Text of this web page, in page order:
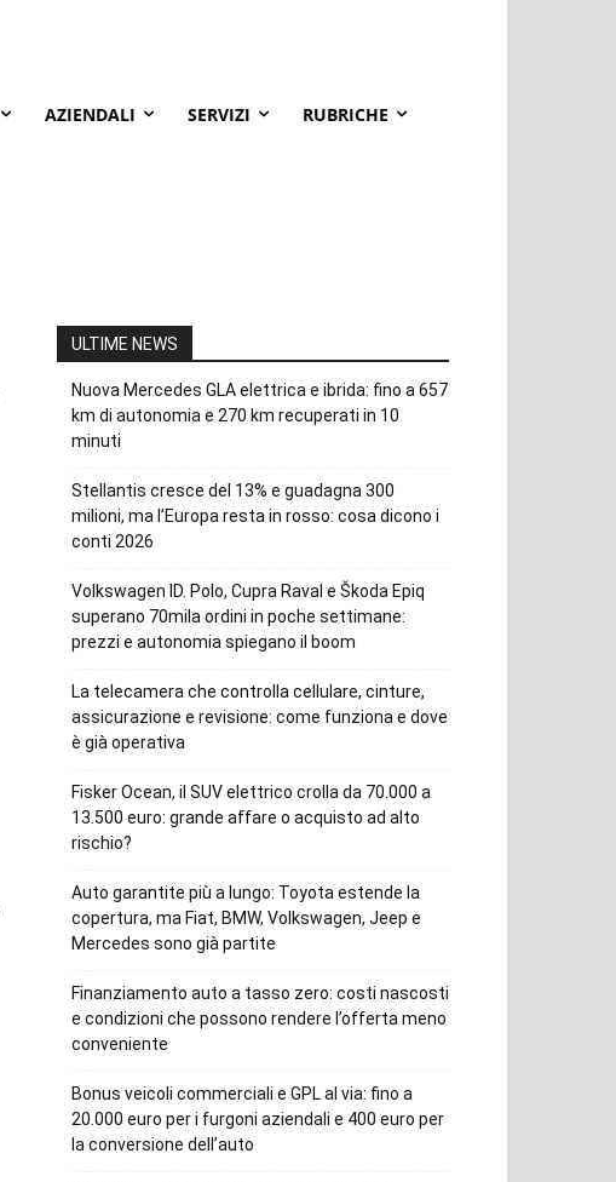
AZIENDALI SERVIZI RUBRICHE
ULTIME NEWS
Nuova Mercedes GLA elettrica e ibrida: fino a 657
km di autonomia e 270 km recuperati in 10
minuti
Stellantis cresce del 13% e guadagna 300
milioni, ma l’Europa resta in rosso: cosa dicono i
conti 2026
Volkswagen ID. Polo, Cupra Raval e Škoda Epiq
superano 70mila ordini in poche settimane:
prezzi e autonomia spiegano il boom
La telecamera che controlla cellulare, cinture,
assicurazione e revisione: come funziona e dove
è già operativa
Fisker Ocean, il SUV elettrico crolla da 70.000 a
13.500 euro: grande affare o acquisto ad alto
rischio?
Auto garantite più a lungo: Toyota estende la
copertura, ma Fiat, BMW, Volkswagen, Jeep e
Mercedes sono già partite
Finanziamento auto a tasso zero: costi nascosti
e condizioni che possono rendere l’offerta meno
conveniente
Bonus veicoli commerciali e GPL al via: fino a
20.000 euro per i furgoni aziendali e 400 euro per
la conversione dell’auto